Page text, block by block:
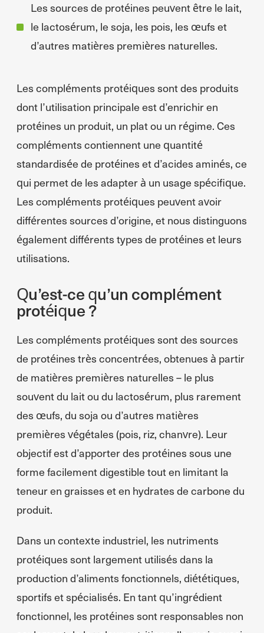
Les sources de protéines peuvent être le lait,
le lactosérum, le soja, les pois, les œufs et
d’autres matières premières naturelles.
Les compléments protéiques sont des produits
dont l’utilisation principale est d’enrichir en
protéines un produit, un plat ou un régime. Ces
compléments contiennent une quantité
standardisée de protéines et d’acides aminés, ce
qui permet de les adapter à un usage spécifique.
Les compléments protéiques peuvent avoir
différentes sources d’origine, et nous distinguons
également différents types de protéines et leurs
utilisations.
Qu’est-ce qu’un complément
protéique ?
Les compléments protéiques sont des sources
de protéines très concentrées, obtenues à partir
de matières premières naturelles – le plus
souvent du lait ou du lactosérum, plus rarement
des œufs, du soja ou d’autres matières
premières végétales (pois, riz, chanvre). Leur
objectif est d’apporter des protéines sous une
forme facilement digestible tout en limitant la
teneur en graisses et en hydrates de carbone du
produit.
Dans un contexte industriel, les nutriments
protéiques sont largement utilisés dans la
production d’aliments fonctionnels, diététiques,
sportifs et spécialisés. En tant qu’ingrédient
fonctionnel, les protéines sont responsables non